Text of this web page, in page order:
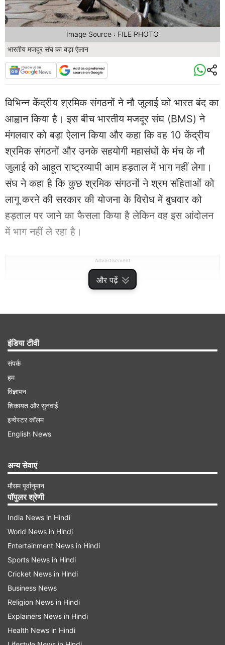
और पढ़ें
भारतीय मजदूर संघ का बड़ा ऐलान
Image Source : FILE PHOTO
विभिन्न केंद्रीय श्रमिक संगठनों ने नौ जुलाई को भारत बंद का
आह्वान किया है। इस बीच भारतीय मजदूर संघ (BMS) ने
मंगलवार को बड़ा ऐलान किया और कहा कि वह 10 केंद्रीय
श्रमिक संगठनों और उनके सहयोगी महासंघों के मंच के नौ
जुलाई को आहूत राष्ट्रव्यापी आम हड़ताल में भाग नहीं लेगा।
संघ ने कहा है कि कुछ श्रमिक संगठनों ने श्रम संहिताओं को
लागू करने की सरकार की योजना के विरोध में बुधवार को
हड़ताल पर जाने का फैसला किया है लेकिन वह इस आंदोलन
में भाग नहीं ले रहा है।
Advertisement
भारतीय मजदूर संघ ने कहा है कि सरकार ने श्रम संहिताओं में
बदलाव करने के उसके सुझाव पर ध्यान दिया है और श्रमिकों
के हित में ऐसे और सुधारात्मक कदम उठाने के लिए भी तैयार
है। संघ ने यह भी कहा कि यह विरोध राजनीति से प्रेरित है।
श्रमिक संघों की ये है मांग
इंडिया टीवी
संपर्क
हम
विज्ञापन
शिकायत और सुनवाई
इन्वेस्टर कॉलम
English News
अन्य सेवाएं
मौसम पूर्वानुमान
पॉपुलर श्रेणी
India News in Hindi
World News in Hindi
Entertainment News in Hindi
Sports News in Hindi
Cricket News in Hindi
Business News
Religion News in Hindi
Explainers News in Hindi
Health News in Hindi